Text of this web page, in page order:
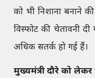
को भी निशाना बनाने
विस्फोट की चेतावनी
अधिक सतर्क हो गई हैं।
मुख्यमंत्री दौरे को लेकर